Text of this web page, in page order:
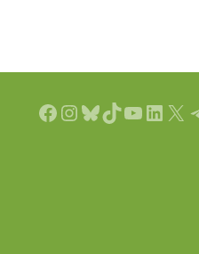
Facebook
Instagram
Bluesky
TikTok X